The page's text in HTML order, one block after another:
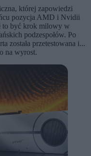
której zapowiedzi
pozycja AMD i Nvidii
to być krok milowy w
podzespołów. Po
została przetestowana i...
na wyrost.